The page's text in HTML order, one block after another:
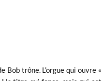
Bob trône. L’orgue qui ouvre «